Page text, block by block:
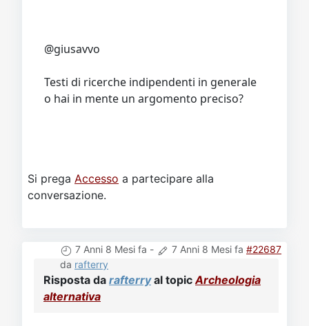
@giusavvo
Testi di ricerche indipendenti in generale
o hai in mente un argomento preciso?
Si prega Accesso a partecipare alla
conversazione.
7 Anni 8 Mesi fa - 7 Anni 8 Mesi fa #22687
da rafterry
Risposta da rafterryal topic Archeologia
alternativa